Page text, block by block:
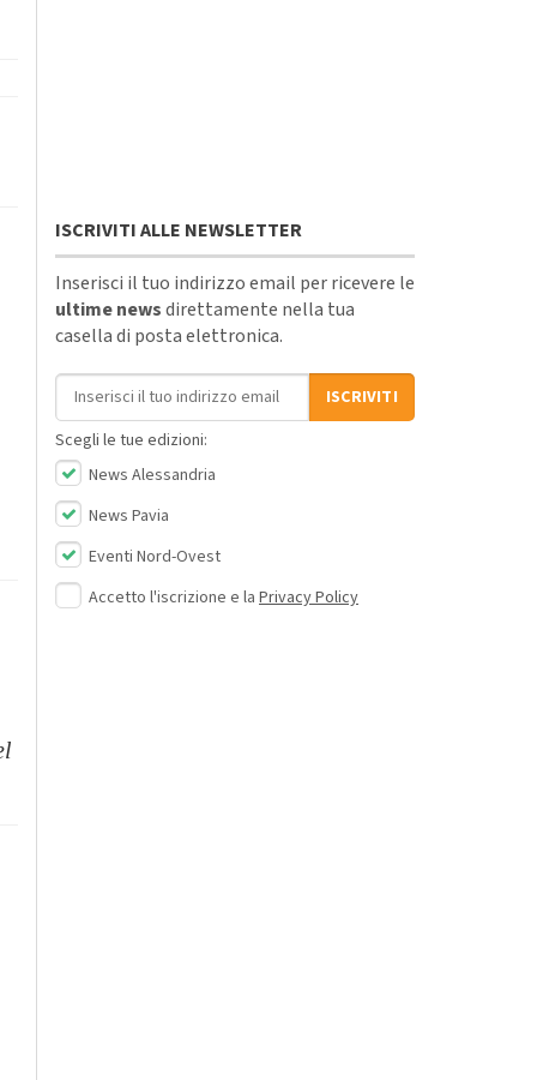
ISCRIVITI ALLE NEWSLETTER
Inserisci il tuo indirizzo email per ricevere le
ultime newsdirettamente nella tua
casella di posta elettronica.
Indirizzo email
ISCRIVITI
Scegli le tue edizioni:
News Alessandria
News Pavia
Eventi Nord-Ovest
Accetto l'iscrizione e la Privacy Policy